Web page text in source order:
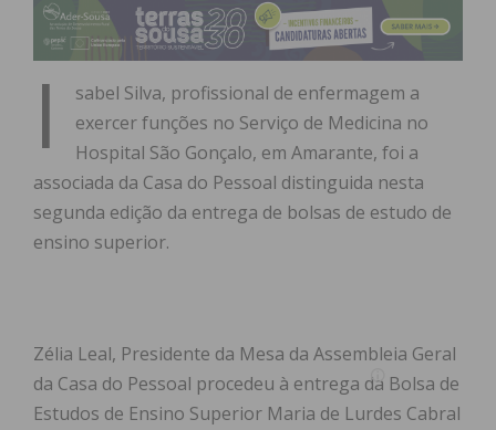
I
sabel Silva, profissional de enfermagem a
exercer funções no Serviço de Medicina no
Hospital São Gonçalo, em Amarante, foi a
associada da Casa do Pessoal distinguida nesta
segunda edição da entrega de bolsas de estudo de
ensino superior.
Zélia Leal, Presidente da Mesa da Assembleia Geral
da Casa do Pessoal procedeu à entrega da Bolsa de
Estudos de Ensino Superior Maria de Lurdes Cabral